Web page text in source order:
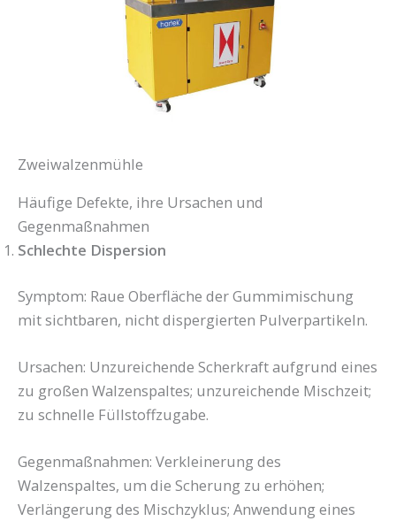
Zweiwalzenmühle
Häufige Defekte, ihre Ursachen und
Gegenmaßnahmen
Schlechte Dispersion
Symptom: Raue Oberfläche der Gummimischung
mit sichtbaren, nicht dispergierten Pulverpartikeln.
Ursachen: Unzureichende Scherkraft aufgrund eines
zu großen Walzenspaltes; unzureichende Mischzeit;
zu schnelle Füllstoffzugabe.
Gegenmaßnahmen: Verkleinerung des
Walzenspaltes, um die Scherung zu erhöhen;
Verlängerung des Mischzyklus; Anwendung eines